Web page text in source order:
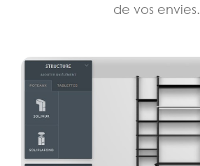
de vos envies.